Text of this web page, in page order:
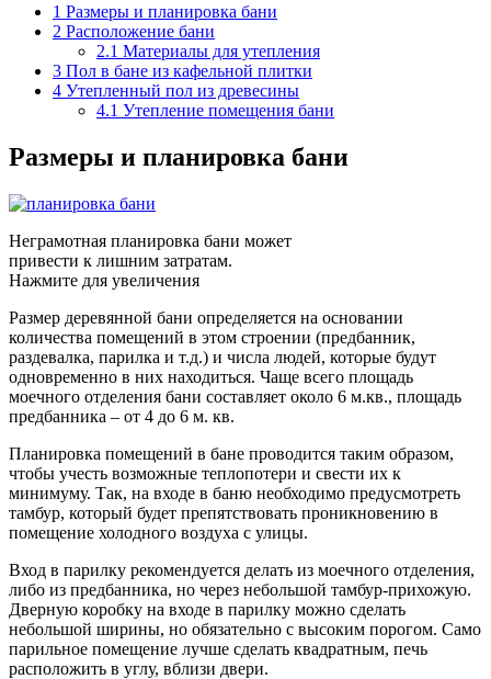
1 Размеры и планировка бани
2 Расположение бани
2.1 Материалы для утепления
3 Пол в бане из кафельной плитки
4 Утепленный пол из древесины
4.1 Утепление помещения бани
Размеры и планировка бани
Неграмотная планировка бани может
привести к лишним затратам.
Нажмите для увеличения
Размер деревянной бани определяется на основании
количества помещений в этом строении (предбанник,
раздевалка, парилка и т.д.) и числа людей, которые будут
одновременно в них находиться. Чаще всего площадь
моечного отделения бани составляет около 6 м.кв., площадь
предбанника – от 4 до 6 м. кв.
Планировка помещений в бане проводится таким образом,
чтобы учесть возможные теплопотери и свести их к
минимуму. Так, на входе в баню необходимо предусмотреть
тамбур, который будет препятствовать проникновению в
помещение холодного воздуха с улицы.
Вход в парилку рекомендуется делать из моечного отделения,
либо из предбанника, но через небольшой тамбур-прихожую.
Дверную коробку на входе в парилку можно сделать
небольшой ширины, но обязательно с высоким порогом. Само
парильное помещение лучше сделать квадратным, печь
расположить в углу, вблизи двери.